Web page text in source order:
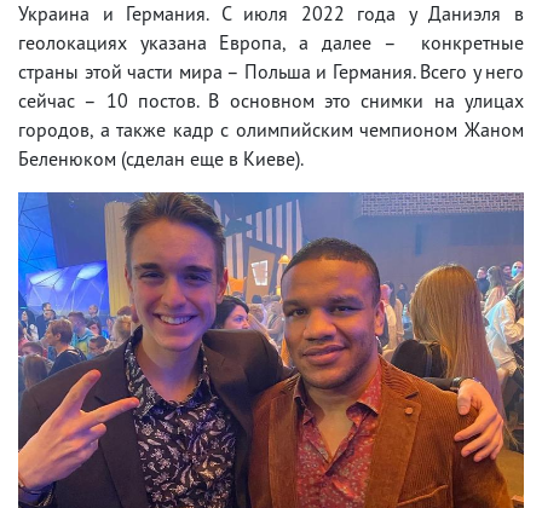
Украина и Германия. С июля 2022 года у Даниэля в
геолокациях указана Европа, а далее – конкретные
страны этой части мира – Польша и Германия. Всего у него
сейчас – 10 постов. В основном это снимки на улицах
городов, а также кадр с олимпийским чемпионом Жаном
Беленюком (сделан еще в Киеве).